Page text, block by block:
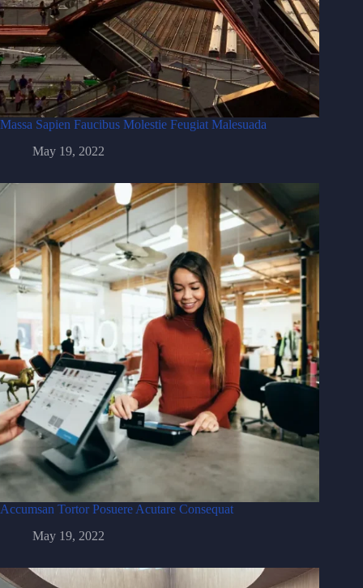
Massa Sapien Faucibus Molestie Feugiat Malesuada
May 19, 2022
Accumsan Tortor Posuere Acutare Consequat
May 19, 2022